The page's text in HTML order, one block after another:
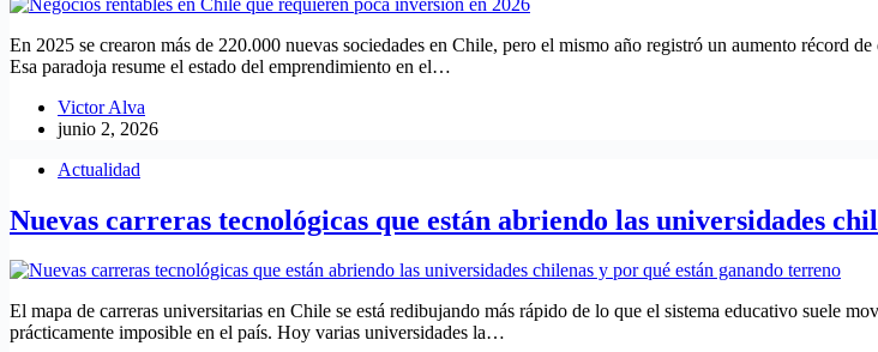
En 2025 se crearon más de 220.000 nuevas sociedades en Chile, pero el mismo año registró un aumento récord
Esa paradoja resume el estado del emprendimiento en el…
Victor Alva
junio 2, 2026
Actualidad
Nuevas carreras tecnológicas que están abriendo las universidades
El mapa de carreras universitarias en Chile se está redibujando más rápido de lo que el sistema educativo suele
prácticamente imposible en el país. Hoy varias universidades la…